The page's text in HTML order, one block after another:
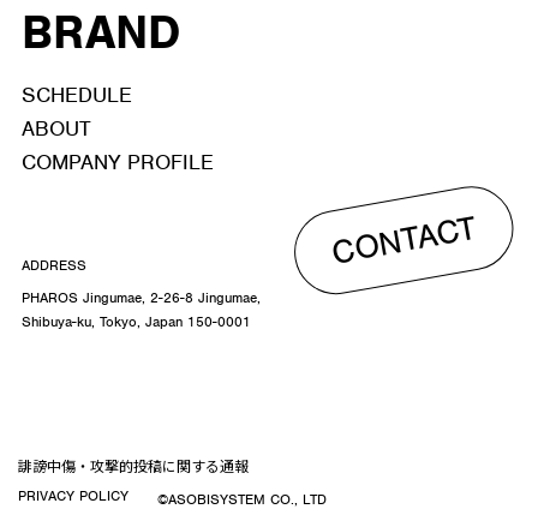
BRAND
SCHEDULE
ABOUT
COMPANY PROFILE
CONTACT
ADDRESS
PHAROS Jingumae, 2-26-8 Jingumae,
Shibuya-ku, Tokyo, Japan 150-0001
誹謗中傷・攻撃的投稿に関する通報
PRIVACY POLICY
©ASOBISYSTEM CO., LTD